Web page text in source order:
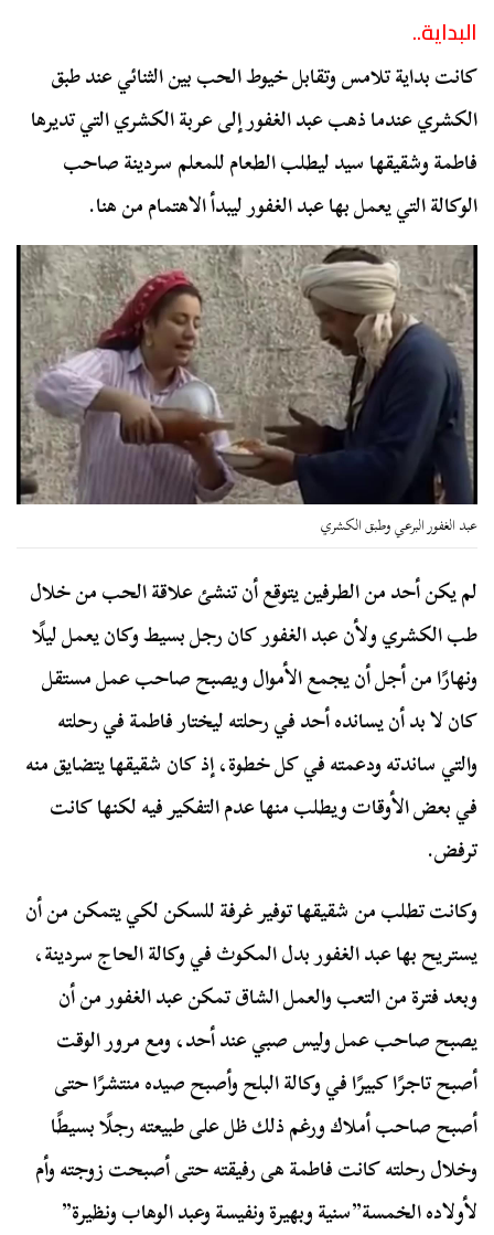
البداية..
كانت بداية تلامس وتقابل خيوط الحب بين الثنائي عند طبق
الكشري عندما ذهب عبد الغفور إلى عربة الكشري التي تديرها
فاطمة وشقيقها سيد ليطلب الطعام للمعلم سردينة صاحب
الوكالة التي يعمل بها عبد الغفور ليبدأ الاهتمام من هنا.
عبد الغفور البرعي وطبق الكشري
لم يكن أحد من الطرفين يتوقع أن تنشئ علاقة الحب من خلال
طب الكشري ولأن عبد الغفور كان رجل بسيط وكان يعمل ليلًا
ونهارًا من أجل أن يجمع الأموال ويصبح صاحب عمل مستقل
كان لا بد أن يسانده أحد في رحلته ليختار فاطمة في رحلته
والتي ساندته ودعمته في كل خطوة، إذ كان شقيقها يتضايق منه
في بعض الأوقات ويطلب منها عدم التفكير فيه لكنها كانت
ترفض.
وكانت تطلب من شقيقها توفير غرفة للسكن لكي يتمكن من أن
يستريح بها عبد الغفور بدل المكوث في وكالة الحاج سردينة،
وبعد فترة من التعب والعمل الشاق تمكن عبد الغفور من أن
يصبح صاحب عمل وليس صبي عند أحد، ومع مرور الوقت
أصبح تاجرًا كبيرًا في وكالة البلح وأصبح صيده منتشرًا حتى
أصبح صاحب أملاك ورغم ذلك ظل على طبيعته رجلًا بسيطًا
وخلال رحلته كانت فاطمة هى رفيقته حتى أصبحت زوجته وأم
لأولاده الخمسة”سنية وبهيرة ونفيسة وعبد الوهاب ونظيرة”